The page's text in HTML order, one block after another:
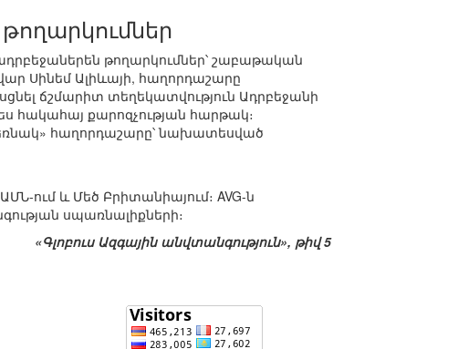
թողարկումներ՝ շաբաթական
Սինեմ Ալիևայի, հաղորդաշարը
ճշմարիտ տեղեկատվություն Ադրբեջանի
հակահայ քարոզչության հարթակ։
հաղորդաշարը՝ նախատեսված
ում և Մեծ Բրիտանիայում։ AVG-ն
սպառնալիքների։
«Գլոբուս Ազգային անվտանգություն», թիվ 5